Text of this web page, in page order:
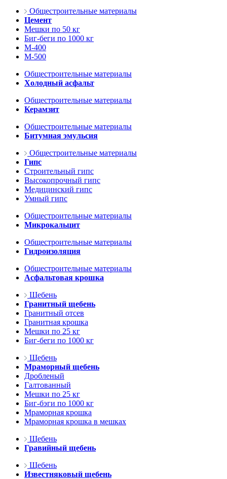
Общестроительные материалы
Цемент
Мешки по 50 кг
Биг-беги по 1000 кг
М-400
М-500
Общестроительные материалы
Холодный асфальт
Общестроительные материалы
Керамзит
Общестроительные материалы
Битумная эмульсия
Общестроительные материалы
Гипс
Строительный гипс
Высокопрочный гипс
Медицинский гипс
Умный гипс
Общестроительные материалы
Микрокальцит
Общестроительные материалы
Гидроизоляция
Общестроительные материалы
Асфальтовая крошка
Щебень
Гранитный щебень
Гранитный отсев
Гранитная крошка
Мешки по 25 кг
Биг-беги по 1000 кг
Щебень
Мраморный щебень
Дробленый
Галтованный
Мешки по 25 кг
Биг-бэги по 1000 кг
Мраморная крошка
Мраморная крошка в мешках
Щебень
Гравийный щебень
Щебень
Известняковый щебень